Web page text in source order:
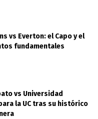
vs Everton: el Capo y el
fundamentales
vs Universidad
la UC tras su histórico